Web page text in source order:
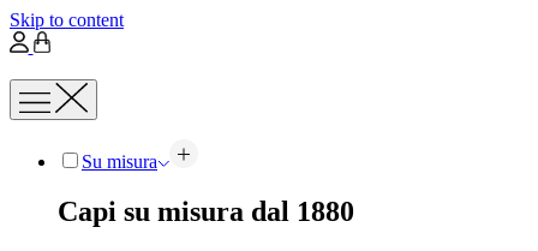
Skip to content
Su misura
Capi su misura dal 1880